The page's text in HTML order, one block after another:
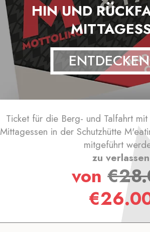
HIN UND
ENTDECKEN
Ticket für die Berg- und Talfahrt
Mittagessen in der Schutzhütte
mitgeführt
zu verlassen
von€
€